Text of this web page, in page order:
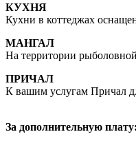
КУХНЯ
Кухни в коттеджах
МАНГАЛ
На территории
ПРИЧАЛ
К вашим услугам Причал
За дополнительную плату: